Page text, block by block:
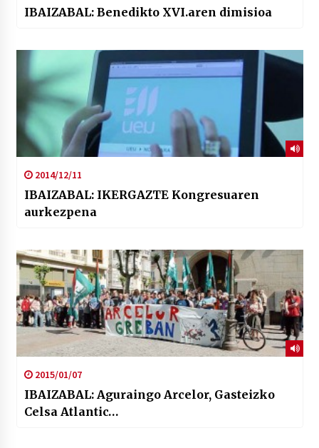
IBAIZABAL: Benedikto XVI.aren dimisioa
2014/12/11
IBAIZABAL: IKERGAZTE Kongresuaren
aurkezpena
2015/01/07
IBAIZABAL: Aguraingo Arcelor, Gasteizko
Celsa Atlantic…